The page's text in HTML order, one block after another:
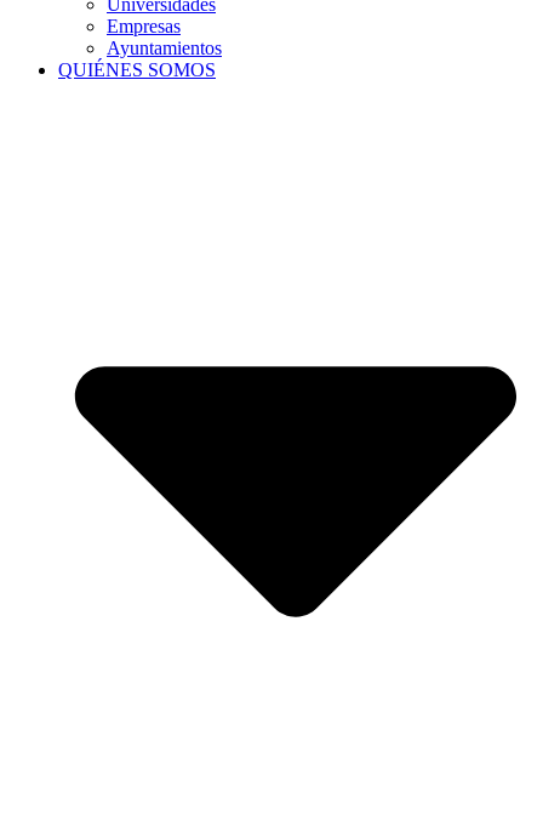
Universidades
Empresas
Ayuntamientos
QUIÉNES SOMOS